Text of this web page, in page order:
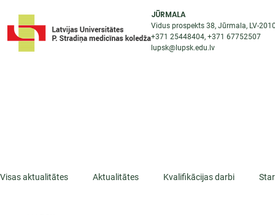
JŪRMALA
Vidus prospekts 38, Jūrmala, LV-
+371 25448404, +371 67752507
lupsk@lupsk.edu.lv
Visas aktualitātes Aktualitātes Kvalifikācijas darbi